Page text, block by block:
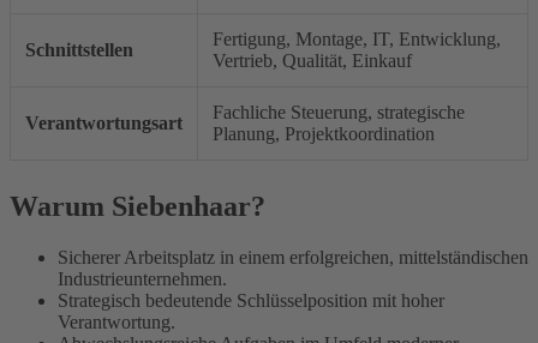
Schnittstellen
Fertigung, Montage, IT, Entwicklung,
Vertrieb, Qualität, Einkauf
Verantwortungsart
Fachliche Steuerung, strategische
Planung, Projektkoordination
Warum Siebenhaar?
Sicherer Arbeitsplatz in einem erfolgreichen, mittelständischen
Industrieunternehmen.
Strategisch bedeutende Schlüsselposition mit hoher
Verantwortung.